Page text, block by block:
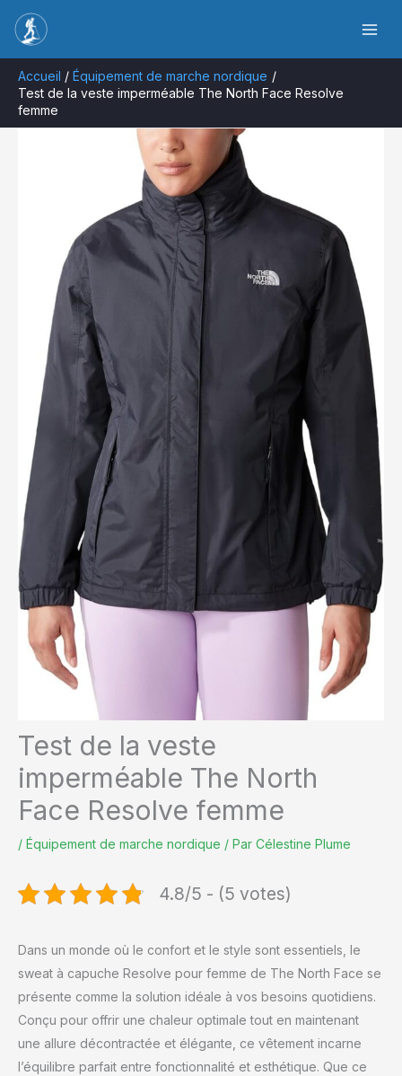
contenu
Accueil
Équipement de marche nordique
Test de la veste imperméable The North Face Resolve
femme
Test de la veste
imperméable The North
Face Resolve femme
/ Équipement de marche nordique / Par Célestine Plume
4.8/5 - (5 votes)
Dans un monde où le confort et le style sont essentiels, le
sweat à capuche Resolve pour femme de The North Face se
présente comme la solution idéale à vos besoins quotidiens.
Conçu pour offrir une chaleur optimale tout en maintenant
une allure décontractée et élégante, ce vêtement incarne
l’équilibre parfait entre fonctionnalité et esthétique. Que ce
Rechercher